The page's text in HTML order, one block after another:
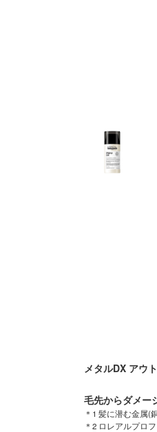
メタルDX アウ
毛先からダメー
＊1 髪に潜む金属(
＊2 ロレアルプロ